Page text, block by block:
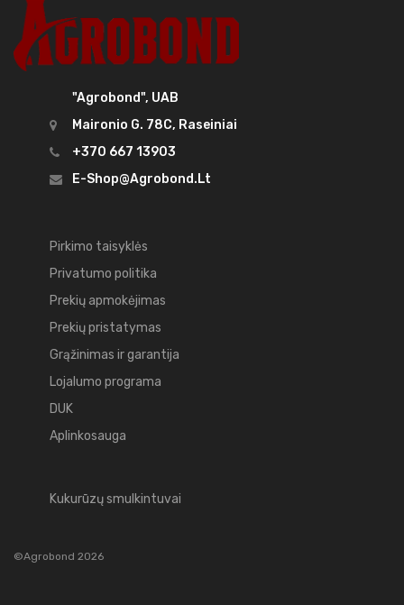
"Agrobond", UAB
Maironio G. 78C, Raseiniai
+370 667 13903
E-Shop@agrobond.lt
Pirkimo taisyklės
Privatumo politika
Prekių apmokėjimas
Prekių pristatymas
Grąžinimas ir garantija
Lojalumo programa
DUK
Aplinkosauga
Kukurūzų smulkintuvai
©Agrobond 2026